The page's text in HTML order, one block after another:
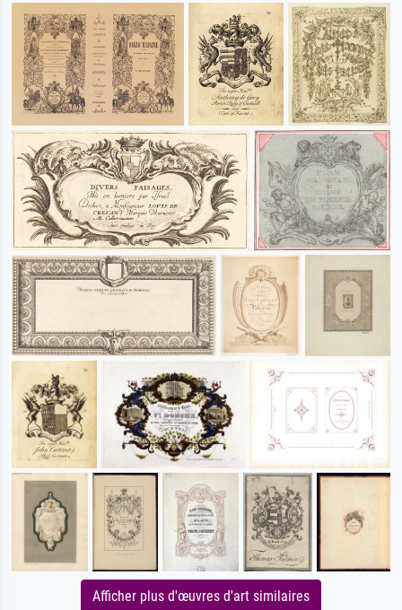
Afficher plus d'œuvres d'art similaires